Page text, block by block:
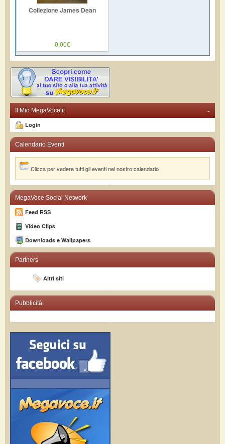
Collezione James Dean
0,00€
-
Il Mio MegaVoce.it
Login
Calendario Eventi
Clicca per vedere tutti gli eventi nel nostro calendario
MegaVoce Social Network
Feed RSS
Video Clips
Downloads e Wallpapers
Partners
Altri siti
Pubblicità